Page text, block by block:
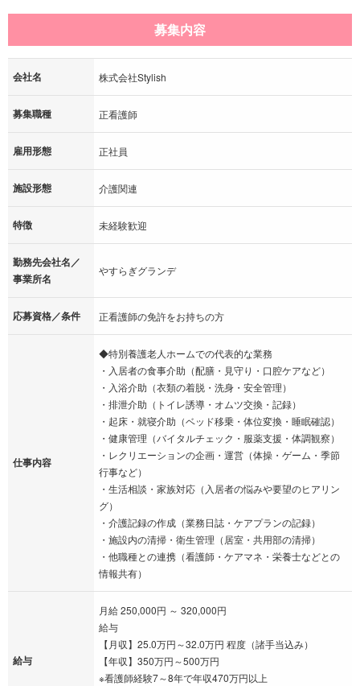
募集内容
会社名 株式会社Stylish
募集職種 正看護師
雇用形態 正社員
施設形態 介護関連
特徴 未経験歓迎
勤務先会社名／
事業所名
やすらぎグランデ
応募資格／条件 正看護師の免許をお持ちの方
仕事内容
◆特別養護老人ホームでの代表的な業務
・入居者の食事介助（配膳・見守り・口腔ケアなど）
・入浴介助（衣類の着脱・洗身・安全管理）
・排泄介助（トイレ誘導・オムツ交換・記録）
・起床・就寝介助（ベッド移乗・体位変換・睡眠確認）
・健康管理（バイタルチェック・服薬支援・体調観察）
・レクリエーションの企画・運営（体操・ゲーム・季節
行事など）
・生活相談・家族対応（入居者の悩みや要望のヒアリン
グ）
・介護記録の作成（業務日誌・ケアプランの記録）
・施設内の清掃・衛生管理（居室・共用部の清掃）
・他職種との連携（看護師・ケアマネ・栄養士などとの
情報共有）
給与
月給 250,000円 ～ 320,000円
給与
【月収】25.0万円～32.0万円 程度（諸手当込み）
【年収】350万円～500万円
※看護師経験7～8年で年収470万円以上